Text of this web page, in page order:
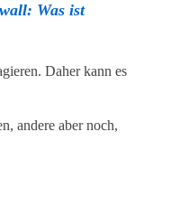
Was ist
Daher kann es
andere aber noch,